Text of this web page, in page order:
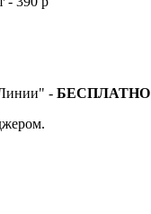
Линии" - БЕСПЛАТНО